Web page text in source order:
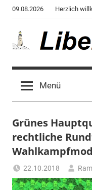
Zum
Inhalt
springen
09.08.2026 Herzlich
Liberale
Warte
des
"Corona,
Klima,
Gendergaga",
"Weltchaos",
"Chronik
Menü
Grünes
rechtliche
22.10.2018